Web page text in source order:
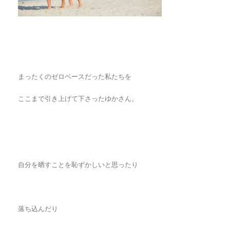
まったくのゼロベースだった私たちを
ここまで引き上げて下さったゆかさん。
自分を晒すことを恥ずかしいと思ったり
落ち込んだり